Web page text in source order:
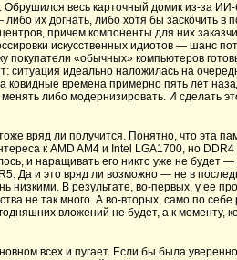
весь карточный домик из-за
их догнать, либо хотя бы заскочить в
причем компоненты для них
искусственных идиотов — шанс
покупатели «обычных» компьютеров
ситуация идеально наложилась на
времена примерно пять лет
либо модернизировать. И сделать
вряд ли получится. Понятно, что эта
к AMD AM4 и Intel LGA1700, но
и наращивать его никто уже не будет
Да и это вряд ли возможно — не в
низкими. В результате, во-первых, у ее
не так много. А во-вторых, само по
вложений не будет, а к моменту,
всех и пугает. Если бы была